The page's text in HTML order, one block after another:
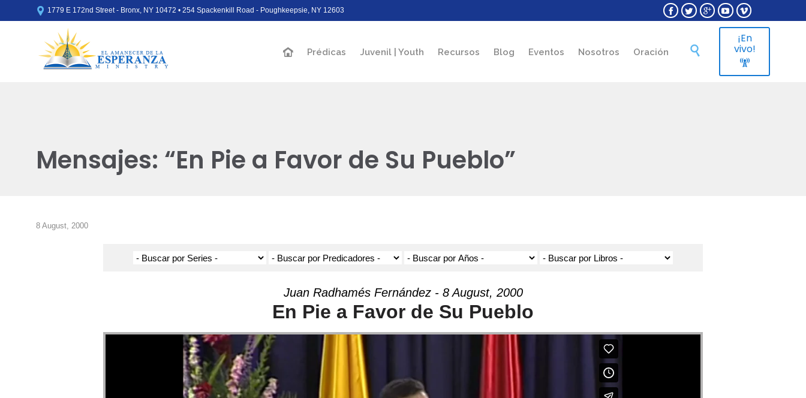
 1779 E 172nd Street - Bronx, NY 10472 • 254 Spackenkill Road - Poughkeepsie, NY 12603     
Skip
Prédicas Juvenil | Youth Recursos Blog Eventos Nosotros Oración 
¡En
vivo!

Mensajes: “En Pie a Favor de Su Pueblo”
8 August, 2000
Juan Radhamés Fernández - 8 August, 2000
En Pie a Favor de Su Pueblo